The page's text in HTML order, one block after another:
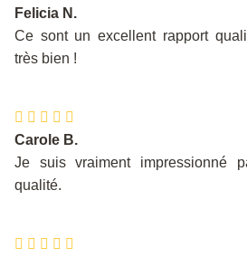
Felicia N.
Ce sont un excellent rapport
très bien !
Carole B.
Je suis vraiment impressionné
qualité.